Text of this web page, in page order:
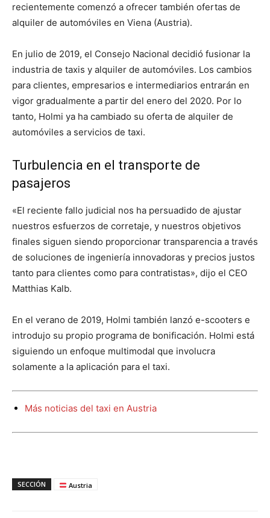
recientemente comenzó a ofrecer también ofertas de
alquiler de automóviles en Viena (Austria).
En julio de 2019, el Consejo Nacional decidió fusionar la
industria de taxis y alquiler de automóviles. Los cambios
para clientes, empresarios e intermediarios entrarán en
vigor gradualmente a partir del enero del 2020. Por lo
tanto, Holmi ya ha cambiado su oferta de alquiler de
automóviles a servicios de taxi.
Turbulencia en el transporte de
pasajeros
«El reciente fallo judicial nos ha persuadido de ajustar
nuestros esfuerzos de corretaje, y nuestros objetivos
finales siguen siendo proporcionar transparencia a través
de soluciones de ingeniería innovadoras y precios justos
tanto para clientes como para contratistas», dijo el CEO
Matthias Kalb.
En el verano de 2019, Holmi también lanzó e-scooters e
introdujo su propio programa de bonificación. Holmi está
siguiendo un enfoque multimodal que involucra
solamente a la aplicación para el taxi.
Más noticias del taxi en Austria
SECCIÓN Austria